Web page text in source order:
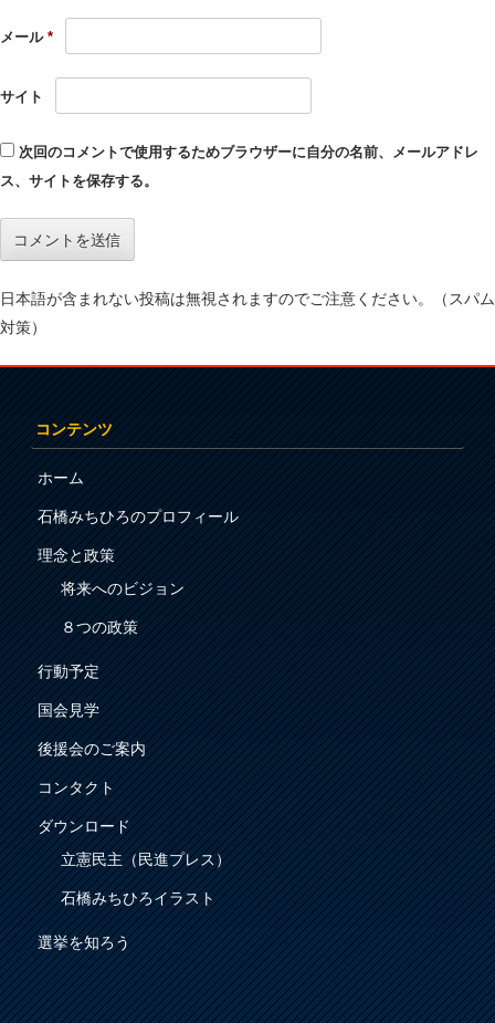
メール *
サイト
次回のコメントで使用するためブラウザーに自分の名前、メールアドレ
ス、サイトを保存する。
日本語が含まれない投稿は無視されますのでご注意ください。（スパム
対策）
コンテンツ
ホーム
石橋みちひろのプロフィール
理念と政策
将来へのビジョン
８つの政策
行動予定
国会見学
後援会のご案内
コンタクト
ダウンロード
立憲民主（民進プレス）
石橋みちひろイラスト
選挙を知ろう